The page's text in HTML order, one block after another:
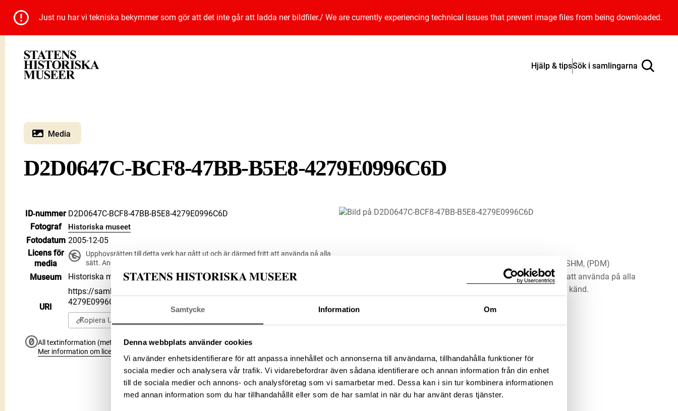
Samtycke Information Om
Denna webbplats använder cookies
Vi använder enhetsidentifierare för att anpassa innehållet och annonserna till användarna, tillhandahålla funktioner för
sociala medier och analysera vår trafik. Vi vidarebefordrar även sådana identifierare och annan information från din enhet
till de sociala medier och annons- och analysföretag som vi samarbetar med. Dessa kan i sin tur kombinera informationen
med annan information som du har tillhandahållit eller som de har samlat in när du har använt deras tjänster.
Just nu har vi tekniska bekymmer som gör att det inte går att ladda ner bildfiler./ We are currently experiencing technical issues that prevent image files from being downloaded.
Hjälp & tipsSök i samlingarna
Media
D2D0647C-BCF8-47BB-B5E8-4279E0996C6D
ID‑nummer D2D0647C-BCF8-47BB-B5E8-4279E0996C6D
Fotograf
Historiska museet
Fotodatum 2005-12-05
Licens för
media
Upphovsrätten till detta verk har gått ut och är därmed fritt att använda på alla
sätt. Ange gärna upphovsperson om denne är känd. Public Domain Mark PDM
Museum Historiska museet
URI
https://samlingar.shm.se/media/D2D0647C-BCF8-47BB-B5E8-
4279E0996C6D
Kopiera URI
All textinformation (metadata) på denna sida är fri att använda enligt licensen CC0.
Mer information om licenser hos Statens historiska museer.
Media: Historiska museet. Historiska museet/SHM, (PDM)
Upphovsrätten till detta verk har gått ut och är därmed fritt att använda på alla
sätt. Ange gärna upphovsperson om denne är känd.
LADDA NER MEDIA